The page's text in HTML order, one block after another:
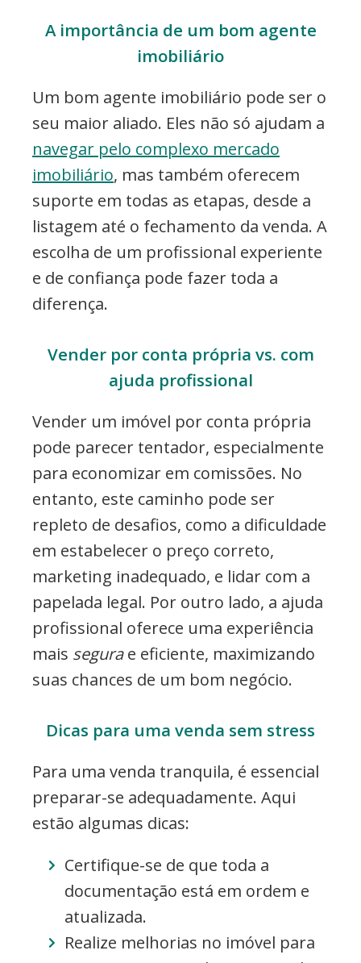
A importância de um bom agente
imobiliário
Um bom agente imobiliário pode ser o
seu maior aliado. Eles não só ajudam a
navegar pelo complexo mercado
imobiliário, mas também oferecem
suporte em todas as etapas, desde a
listagem até o fechamento da venda. A
escolha de um profissional experiente
e de confiança pode fazer toda a
diferença.
Vender por conta própria vs. com
ajuda profissional
Vender um imóvel por conta própria
pode parecer tentador, especialmente
para economizar em comissões. No
entanto, este caminho pode ser
repleto de desafios, como a dificuldade
em estabelecer o preço correto,
marketing inadequado, e lidar com a
papelada legal. Por outro lado, a ajuda
profissional oferece uma experiência
mais segurae eficiente, maximizando
suas chances de um bom negócio.
Dicas para uma venda sem stress
Para uma venda tranquila, é essencial
preparar-se adequadamente. Aqui
estão algumas dicas:
Certifique-se de que toda a
documentação está em ordem e
atualizada.
Realize melhorias no imóvel para